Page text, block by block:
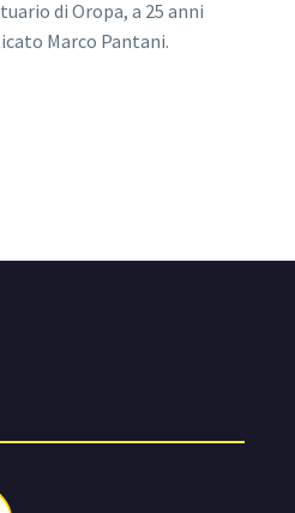
di Oropa, a 25 anni
Marco Pantani.